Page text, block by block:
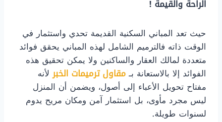
الراحة والقيمة !
حيث ​تعد المباني السكنية القديمة تحدي واستثمار في
الوقت ذاته فالترميم الشامل لهذه المباني يحقق فوائد
متعددة لمالك العقار والساكنين ولا يمكن تحقيق هذه
الفوائد إلا بالاستعانة بـمقاول ترميمات الخبرلأنه
مفتاح تحويل الأعباء إلى أصول، ويضمن أن المنزل
ليس مجرد مأوى، بل استثمار آمن ومكان مريح يدوم
لسنوات طويلة.